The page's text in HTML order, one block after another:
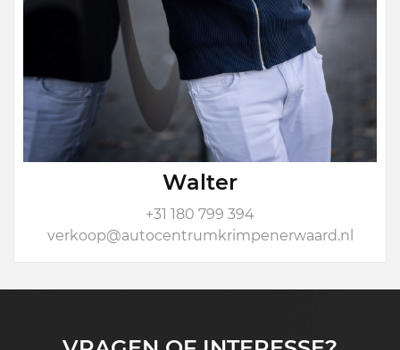
Walter
+31 180 799 394
verkoop@autocentrumkrimpenerwaard.nl